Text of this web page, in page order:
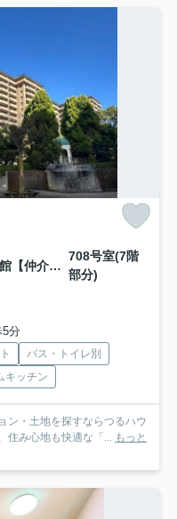
サン・ステージ緑園都市東の街4番館【仲介手数料無料】
708号室(7階
部分)
5分
バス・トイレ別
キッチン
ン・土地を探すならつるハウ
住み心地も快適な「... もっと